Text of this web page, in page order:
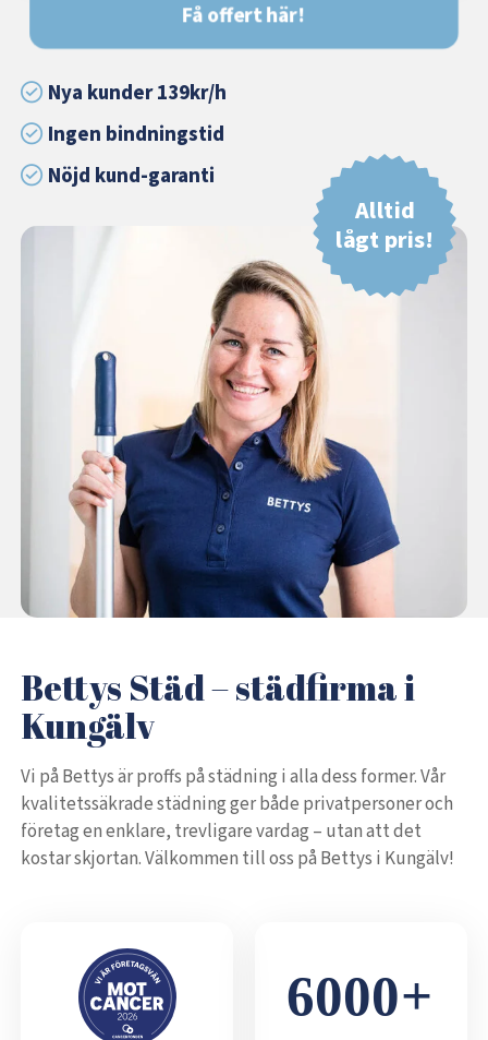
Få offert här!
Nya kunder 139kr/h
Ingen bindningstid
Nöjd kund-garanti
Alltid
lågt pris!
Bettys Städ – städfirma i
Kungälv
Vi på Bettys är proffs på städning i alla dess former. Vår
kvalitetssäkrade städning ger både privatpersoner och
företag en enklare, trevligare vardag – utan att det
kostar skjortan. Välkommen till oss på Bettys i Kungälv!